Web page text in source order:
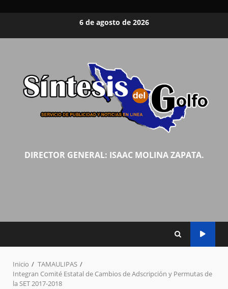
6 de agosto de 2026
DIRECTOR GENERAL: ISAAC MOLINA ZAPATA.
Inicio
TAMAULIPAS
Integran Comité Estatal de Cambios de Adscripción y Permutas de
la SET 2017-2018